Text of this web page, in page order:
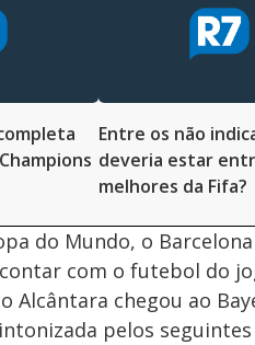
Entre os não
deveria estar
melhores da Fifa?
do Mundo, o
com o futebol do
Alcântara chegou ao
pelos